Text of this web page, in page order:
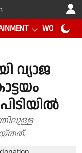
WORLD CUP
വ്യാജ